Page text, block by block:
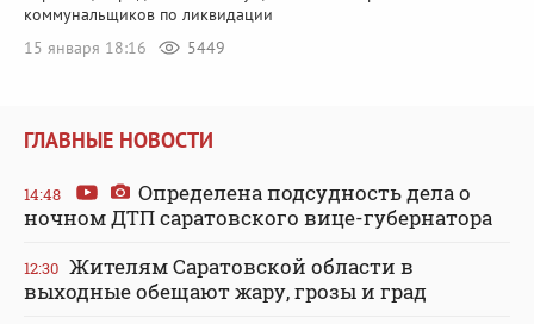
коммунальщиков по ликвидации
15 января 18:16
5449
ГЛАВНЫЕ НОВОСТИ
14:48
Определена подсудность дела о
ночном ДТП саратовского вице-губернатора
12:30 Жителям Саратовской области в
выходные обещают жару, грозы и град